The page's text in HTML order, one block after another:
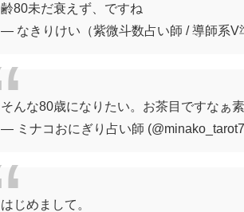
齢80未だ衰えず、ですね
— なきりけい（紫微斗数占い師 / 導師系V
そんな80歳になりたい。お茶目ですなぁ
— ミナコおにぎり占い師
はじめまして。